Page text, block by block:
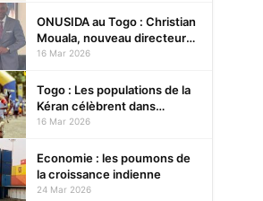
ONUSIDA au Togo : Christian
Mouala, nouveau directeur
pays
16 Mar 2026
Togo : Les populations de la
Kéran célèbrent dans
l’allégresse Tislim-Difoini,
16 Mar 2026
Economie : les poumons de
la croissance indienne
24 Mar 2026